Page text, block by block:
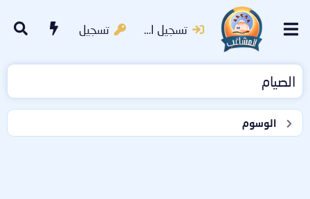
تسجيل الدخول تسجيل
الصيام
الوسوم